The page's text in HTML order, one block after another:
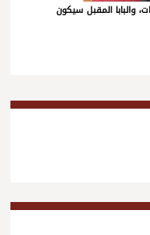
والبابا المقبل سيكون